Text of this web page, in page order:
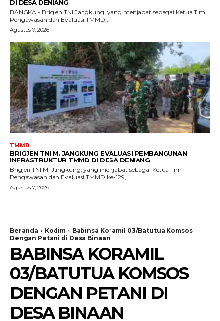
DI DESA DENIANG
BANGKA - Brigjen TNI Jangkung, yang menjabat sebagai Ketua Tim
Pengawasan dan Evaluasi TMMD...
Agustus 7, 2026
TMMD
BRIGJEN TNI M. JANGKUNG EVALUASI PEMBANGUNAN
INFRASTRUKTUR TMMD DI DESA DENIANG
Brigjen TNI M. Jangkung, yang menjabat sebagai Ketua Tim
Pengawasan dan Evaluasi TMMD Ke-129,...
Agustus 7, 2026